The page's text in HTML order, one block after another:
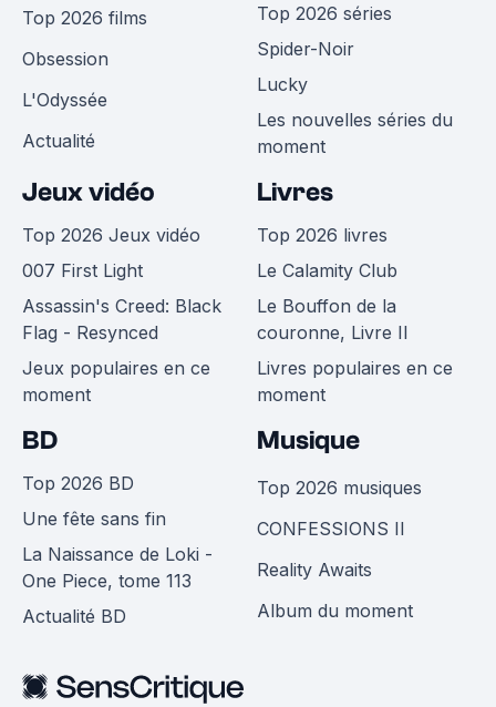
Top 2026 films
Obsession
L'Odyssée
Actualité
Top 2026 séries
Spider-Noir
Lucky
Les nouvelles séries du
moment
Jeux vidéo
Top 2026 Jeux vidéo
007 First Light
Assassin's Creed: Black
Flag - Resynced
Jeux populaires en ce
moment
Livres
Top 2026 livres
Le Calamity Club
Le Bouffon de la
couronne, Livre II
Livres populaires en ce
moment
BD
Top 2026 BD
Une fête sans fin
La Naissance de Loki -
One Piece, tome 113
Actualité BD
Musique
Top 2026 musiques
CONFESSIONS II
Reality Awaits
Album du moment